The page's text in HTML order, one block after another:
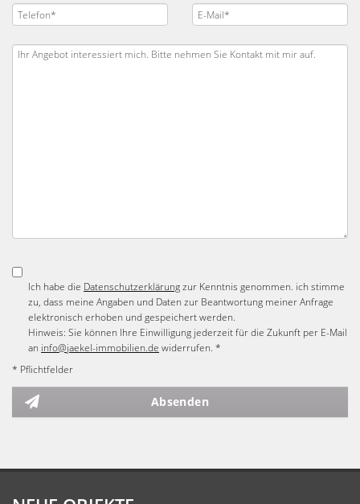
Ich habe die Datenschutzerklärungzur Kenntnis genommen. ich stimme
zu, dass meine Angaben und Daten zur Beantwortung meiner Anfrage
elektronisch erhoben und gespeichert werden.
Hinweis: Sie können Ihre Einwilligung jederzeit für die Zukunft per E-Mail
an info@jaekel-immobilien.de widerrufen. *
* Pflichtfelder
Absenden